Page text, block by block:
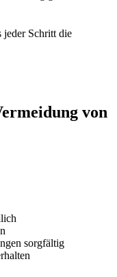
jeder Schritt die
von
sorgfältig